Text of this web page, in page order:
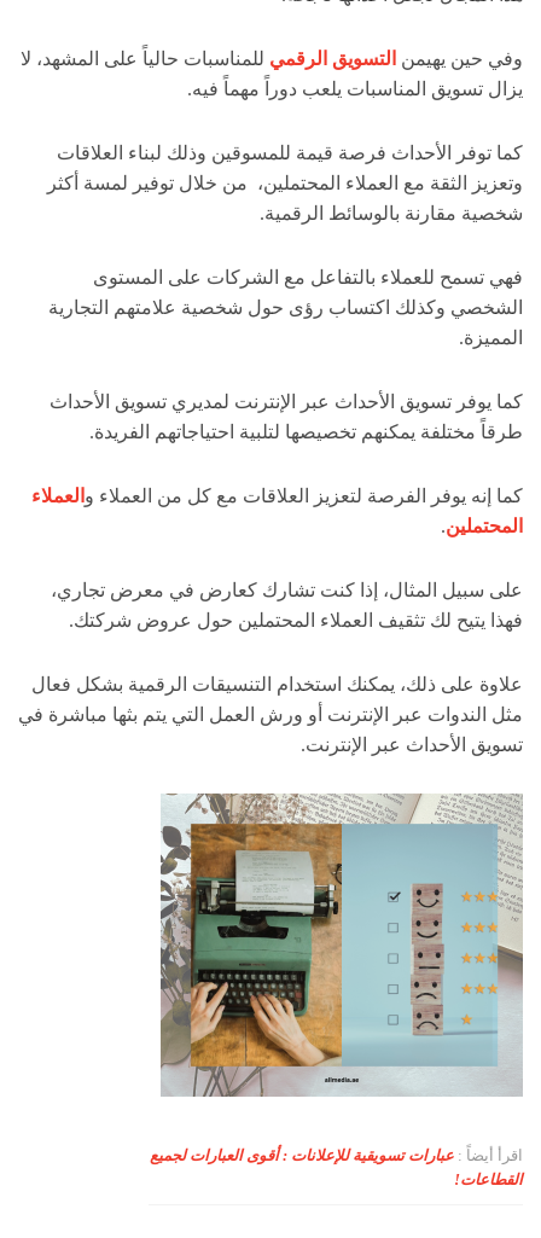
وفي حين يهيمن التسويق الرقمي للمناسبات حالياً على المشهد، لا
يزال تسويق المناسبات يلعب دوراً مهماً فيه.
كما توفر الأحداث فرصة قيمة للمسوقين وذلك لبناء العلاقات
وتعزيز الثقة مع العملاء المحتملين، من خلال توفير لمسة أكثر
شخصية مقارنة بالوسائط الرقمية.
فهي تسمح للعملاء بالتفاعل مع الشركات على المستوى
الشخصي وكذلك اكتساب رؤى حول شخصية علامتهم التجارية
المميزة.
كما يوفر تسويق الأحداث عبر الإنترنت لمديري تسويق الأحداث
طرقاً مختلفة يمكنهم تخصيصها لتلبية احتياجاتهم الفريدة.
كما إنه يوفر الفرصة لتعزيز العلاقات مع كل من العملاء و العملاء
المحتملين.
على سبيل المثال، إذا كنت تشارك كعارض في معرض تجاري،
فهذا يتيح لك تثقيف العملاء المحتملين حول عروض شركتك.
علاوة على ذلك، يمكنك استخدام التنسيقات الرقمية بشكل فعال
مثل الندوات عبر الإنترنت أو ورش العمل التي يتم بثها مباشرة في
تسويق الأحداث عبر الإنترنت.
اقرأ أيضاً : عبارات تسويقية للإعلانات : أقوى العبارات لجميع
القطاعات!